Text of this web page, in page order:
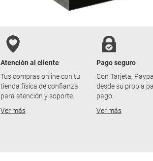
Atención al cliente
Tus compras online con tu
tienda física de confianza
para atención y soporte.
Ver más
Pago seguro
Con Tarjeta,
desde su propia
pago.
Ver más